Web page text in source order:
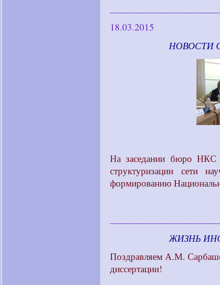
18.03.2015
НОВОСТИ
На заседании бюро НКС
структуризации сети
формированию
ЖИЗНЬ
Поздравляем А.М.
диссертации!